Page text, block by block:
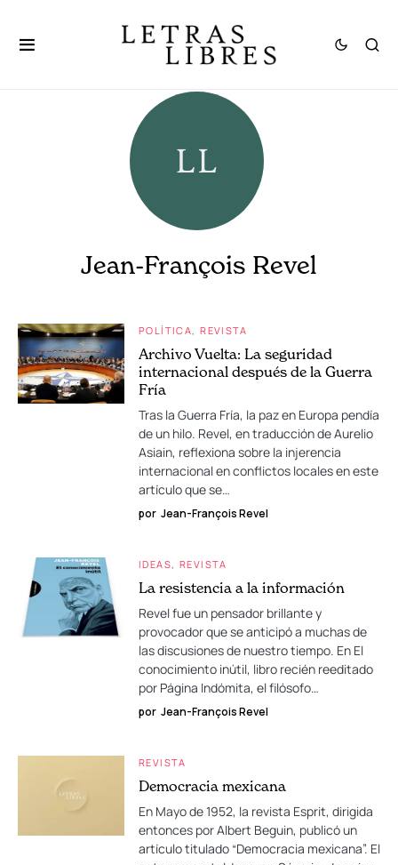
Jean-François Revel
POLÍTICA REVISTA
Archivo Vuelta: La seguridad
internacional después de la Guerra
Fría
Tras la Guerra Fría, la paz en Europa pendía
de un hilo. Revel, en traducción de Aurelio
Asiain, reflexiona sobre la injerencia
internacional en conflictos locales en este
artículo que se…
por Jean-François Revel
IDEAS REVISTA
La resistencia a la información
Revel fue un pensador brillante y
provocador que se anticipó a muchas de
las discusiones de nuestro tiempo. En El
conocimiento inútil, libro recién reeditado
por Página Indómita, el filósofo…
por Jean-François Revel
REVISTA
Democracia mexicana
En Mayo de 1952, la revista Esprit, dirigida
entonces por Albert Beguin, publicó un
artículo titulado “Democracia mexicana”. El